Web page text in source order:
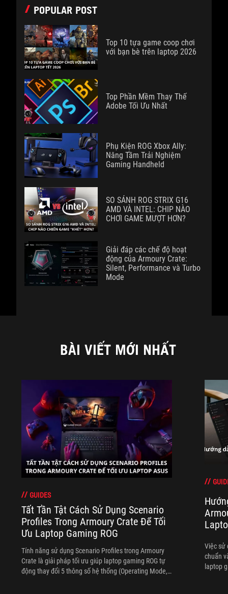
POPULAR POST
Top 10 tựa game coop chơi
với bạn bè trên laptop 2026
Top Phần Mềm Thay Thế
Adobe Tối Ưu Nhất
Phụ Kiện ROG Xbox Ally:
Nâng Tầm Trải Nghiệm
Gaming Handheld
SO SÁNH ROG STRIX G16
AMD VÀ INTEL: CHIP NÀO
CHƠI GAME MƯỢT HƠN?
Giải đáp các chế độ hoạt
động của Armoury Crate:
Silent, Performance và Turbo
Mode
BÀI VIẾT MỚI NHẤT
GUIDES
Tất Tần Tật Cách Sử Dụng Scenario
Profiles Trong Armoury Crate Để Tối
Ưu Laptop Gaming ROG
Tính năng sử dụng Scenario Profiles trong Armoury
Crate là giải pháp tối ưu giúp laptop gaming ROG tự
động thay đổi 5 thông số hệ thống (Operating Mode,
Việc sử
chuẩn
laptop